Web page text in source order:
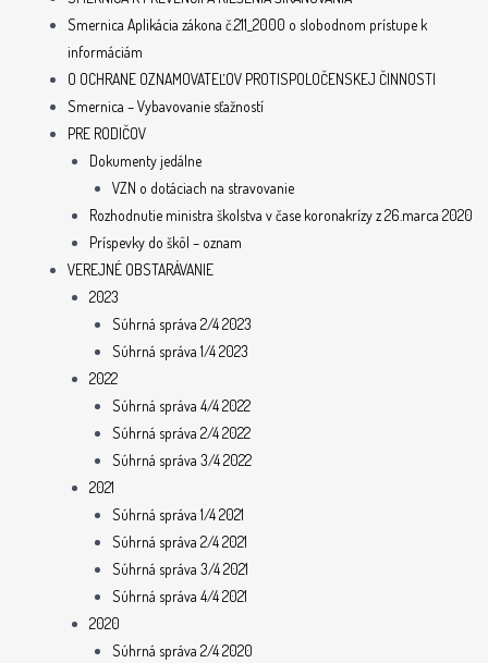
Smernica Aplikácia zákona č.211_2000 o slobodnom prístupe k
informáciám
O OCHRANE OZNAMOVATEĽOV PROTISPOLOČENSKEJ ČINNOSTI
Smernica – Vybavovanie sťažností
PRE RODIČOV
Dokumenty jedálne
VZN o dotáciach na stravovanie
Rozhodnutie ministra školstva v čase koronakrízy z 26.marca 2020
Príspevky do škôl – oznam
VEREJNÉ OBSTARÁVANIE
2023
Súhrná správa 2/4 2023
Súhrná správa 1/4 2023
2022
Súhrná správa 4/4 2022
Súhrná správa 2/4 2022
Súhrná správa 3/4 2022
2021
Súhrná správa 1/4 2021
Súhrná správa 2/4 2021
Súhrná správa 3/4 2021
Súhrná správa 4/4 2021
2020
Súhrná správa 2/4 2020